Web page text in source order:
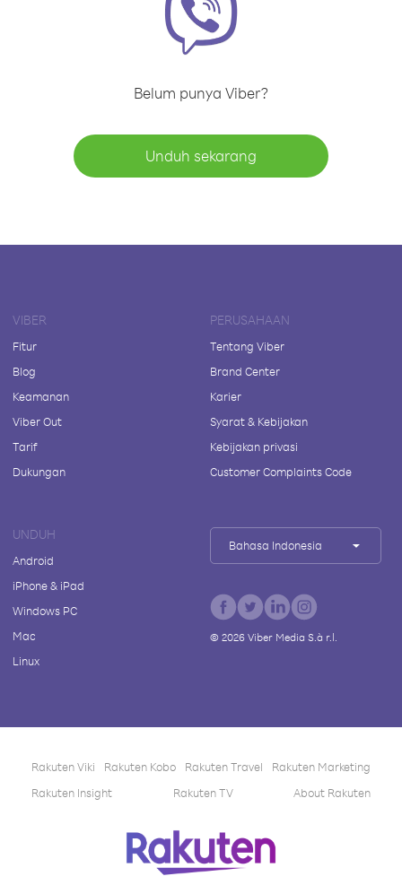
Belum punya Viber?
Unduh sekarang
VIBER
Fitur
Blog
Keamanan
Viber Out
Tarif
Dukungan
PERUSAHAAN
Tentang Viber
Brand Center
Karier
Syarat & Kebijakan
Kebijakan privasi
Customer Complaints Code
UNDUH
Android
iPhone & iPad
Windows PC
Mac
Linux
Bahasa Indonesia
© 2026Viber Media S.à r.l.
Rakuten Viki Rakuten Kobo Rakuten Travel
Rakuten Marketing
Rakuten Insight
Rakuten TV About Rakuten